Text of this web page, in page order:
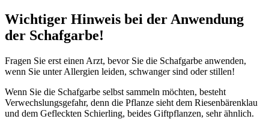
Wichtiger Hinweis bei der Anwendung
der Schafgarbe!
Fragen Sie erst einen Arzt, bevor Sie die Schafgarbe anwenden,
wenn Sie unter Allergien leiden, schwanger sind oder stillen!
Wenn Sie die Schafgarbe selbst sammeln möchten, besteht
Verwechslungsgefahr, denn die Pflanze sieht dem Riesenbärenklau
und dem Gefleckten Schierling, beides Giftpflanzen, sehr ähnlich.